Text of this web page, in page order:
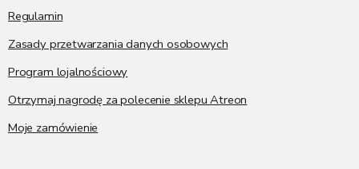
Regulamin
Zasady przetwarzania danych osobowych
Program lojalnościowy
Otrzymaj nagrodę za polecenie sklepu Atreon
Moje zamówienie